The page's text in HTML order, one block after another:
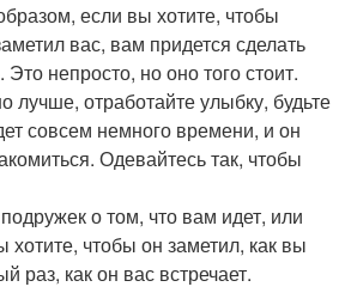
если вы хотите, чтобы
вас, вам придется сделать
непросто, но оно того стоит.
лучше, отработайте улыбку, будьте
совсем немного времени, и он
Одевайтесь так, чтобы
о том, что вам идет, или
чтобы он заметил, как вы
раз, как он вас встречает.